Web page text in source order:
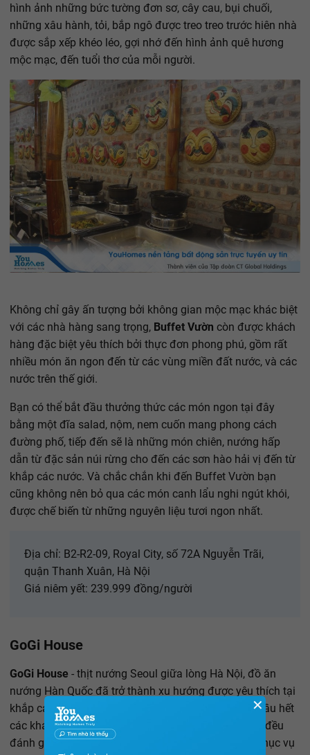
hình ảnh những bức tường đơn sơ, cây cau, bụi chuối,
những xâu hành, tỏi, bắp ngô được treo treo trước hiên nhà
được sắp xếp khéo léo, gợi nhớ đến hình ảnh quê hương
mộc mạc, đến tuổi thơ của mỗi người.
Không chỉ gây ấn tượng bởi không gian mộc mạc khác biệt
với các nhà hàng sang trọng, Buffet Vườn còn được khách
hàng đặc biệt yêu thích bởi thực đơn phong phú, gồm rất
nhiều món ăn ngon đến từ các vùng miền đất nước, và các
nước trên thế giới.
Bạn có thể bắt đầu thưởng thức các món ngon tại đây
bằng một đĩa salad, nộm, nem cuốn mang phong cách
đường phố, tiếp đến sẽ là những món chiên, nướng hấp
dẫn từ đặc sản núi rừng cho đến các sơn hào hải vị đến từ
khắp các nước. Và chắc chắn khi đến Buffet Vườn bạn
cũng không nên bỏ qua các món canh lẩu nghi ngút khói,
được chế biến từ những nguyên liệu tươi ngon nhất.
Địa chỉ: B2-R2-09, Royal City, số 72A Nguyễn Trãi,
quận Thanh Xuân, Hà Nội
Giá niêm yết: 239.999 đồng/người
GoGi House
GoGi House - thịt nướng Seoul giữa lòng Hà Nội, đồ ăn
nướng Hàn Quốc đã trở thành xu hướng được yêu thích tại
khắp các nước trên thế giới, trong đó có Việt Nam. Hầu hết
các khách hàng khi đến với
- Royal City đều
đánh giá rất cao về thức ăn cũng như phong cách phục vụ
✕